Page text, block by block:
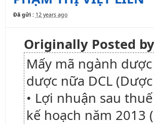
Đã gửi : 12 years ago
Originally Posted
Mấy mã ngành
dược nữa DCL
• Lợi nhuận sau
kế hoạch năm 2013